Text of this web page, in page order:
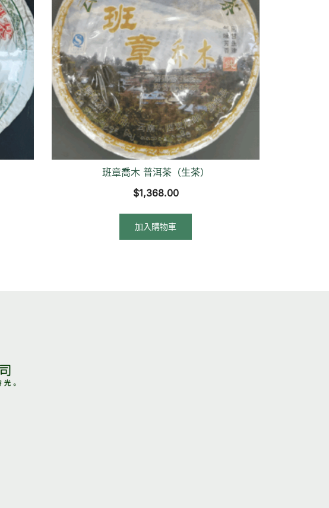
班章喬木 普洱茶（生茶）
$1,368.00
加入購物車